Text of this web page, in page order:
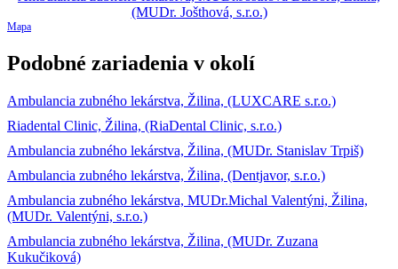
Mapa
Podobné zariadenia v okolí
Ambulancia zubného lekárstva, Žilina, (LUXCARE s.r.o.)
Riadental Clinic, Žilina, (RiaDental Clinic, s.r.o.)
Ambulancia zubného lekárstva, Žilina, (MUDr. Stanislav Trpiš)
Ambulancia zubného lekárstva, Žilina, (Dentjavor, s.r.o.)
Ambulancia zubného lekárstva, MUDr.Michal Valentýni, Žilina,
(MUDr. Valentýni, s.r.o.)
Ambulancia zubného lekárstva, Žilina, (MUDr. Zuzana
Kukučiková)